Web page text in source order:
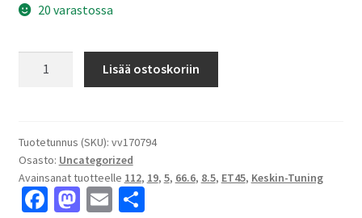
20 varastossa
Black
Painted
8.5x19"
5x112
Lisää ostoskoriin
Tuotetunnus (SKU): vv170794
Osasto: Uncategorized
Avainsanat tuotteelle 112, 19, 5, 66.6, 8.5, ET45, Keskin-Tuning
Fa M E S